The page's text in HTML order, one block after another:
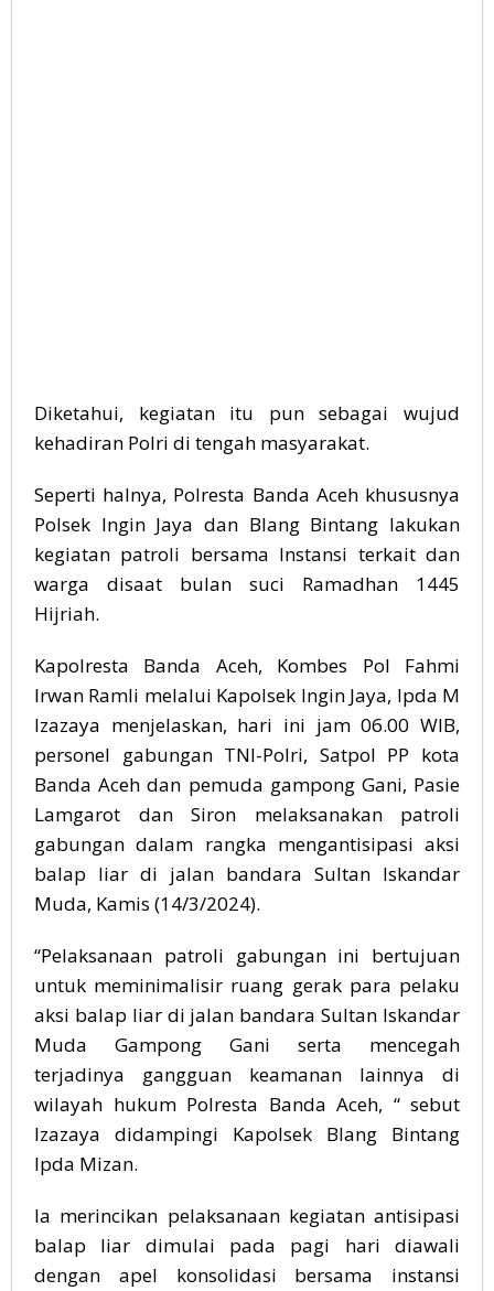
Diketahui, kegiatan itu pun sebagai wujud
kehadiran Polri di tengah masyarakat.
Seperti halnya, Polresta Banda Aceh khususnya
Polsek Ingin Jaya dan Blang Bintang lakukan
kegiatan patroli bersama Instansi terkait dan
warga disaat bulan suci Ramadhan 1445
Hijriah.
Kapolresta Banda Aceh, Kombes Pol Fahmi
Irwan Ramli melalui Kapolsek Ingin Jaya, Ipda M
Izazaya menjelaskan, hari ini jam 06.00 WIB,
personel gabungan TNI-Polri, Satpol PP kota
Banda Aceh dan pemuda gampong Gani, Pasie
Lamgarot dan Siron melaksanakan patroli
gabungan dalam rangka mengantisipasi aksi
balap liar di jalan bandara Sultan Iskandar
Muda, Kamis (14/3/2024).
“Pelaksanaan patroli gabungan ini bertujuan
untuk meminimalisir ruang gerak para pelaku
aksi balap liar di jalan bandara Sultan Iskandar
Muda Gampong Gani serta mencegah
terjadinya gangguan keamanan lainnya di
wilayah hukum Polresta Banda Aceh, “ sebut
Izazaya didampingi Kapolsek Blang Bintang
Ipda Mizan.
Ia merincikan pelaksanaan kegiatan antisipasi
balap liar dimulai pada pagi hari diawali
dengan apel konsolidasi bersama instansi